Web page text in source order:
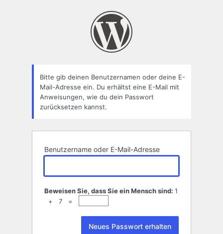
Bitte gib deinen Benutzernamen oder deine E-
Mail-Adresse ein. Du erhältst eine E-Mail mit
Anweisungen, wie du dein Passwort
zurücksetzen kannst.
Benutzername oder E-Mail-Adresse
Beweisen Sie, dass Sie ein Mensch sind: 1
+ 7 =